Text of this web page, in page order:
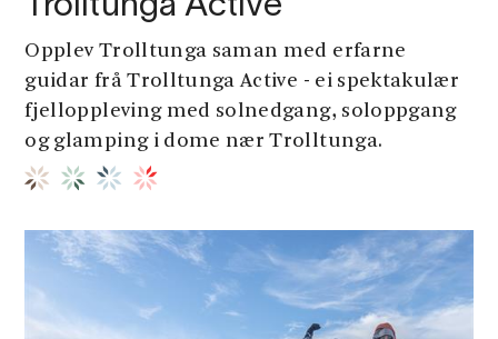
Trolltunga Active
Opplev Trolltunga saman med erfarne
guidar frå Trolltunga Active - ei spektakulær
fjelloppleving med solnedgang, soloppgang
og glamping i dome nær Trolltunga.